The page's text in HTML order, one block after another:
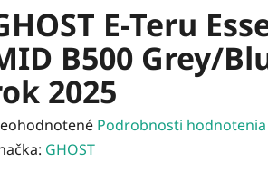
E-Teru
B500 Grey/
2025
Podrobnosti hodnotenia
GHOST